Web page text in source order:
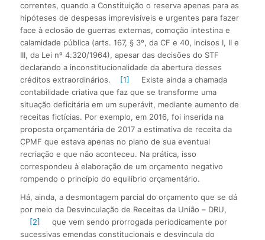
correntes, quando a Constituição o reserva apenas para as
hipóteses de despesas imprevisíveis e urgentes para fazer
face à eclosão de guerras externas, comoção intestina e
calamidade pública (arts. 167, § 3º, da CF e 40, incisos I, II e
III, da Lei nº 4.320/1964), apesar das decisões do STF
declarando a inconstitucionalidade da abertura desses
créditos extraordinários.
[1]
Existe ainda a chamada
contabilidade criativa que faz que se transforme uma
situação deficitária em um superávit, mediante aumento de
receitas fictícias. Por exemplo, em 2016, foi inserida na
proposta orçamentária de 2017 a estimativa de receita da
CPMF que estava apenas no plano de sua eventual
recriação e que não aconteceu. Na prática, isso
correspondeu à elaboração de um orçamento negativo
rompendo o princípio do equilíbrio orçamentário.
Há, ainda, a desmontagem parcial do orçamento que se dá
por meio da Desvinculação de Receitas da União – DRU,
[2]
que vem sendo prorrogada periodicamente por
sucessivas emendas constitucionais e desvincula do